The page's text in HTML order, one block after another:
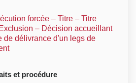
forcée – Titre – Titre
– Décision accueillant
de délivrance d'un legs de
et procédure